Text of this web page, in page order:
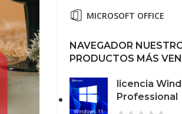
MICROSOFT OFFICE
NAVEGADOR
PRODUCTOS MÁS
licencia
Professional